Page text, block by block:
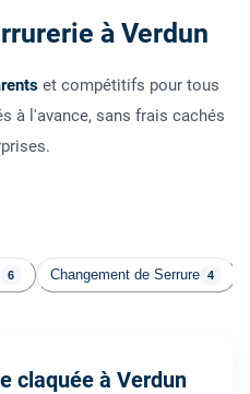
à Verdun
et compétitifs pour tous
à l'avance, sans frais cachés
6 Changement de Serrure 4
claquée à Verdun